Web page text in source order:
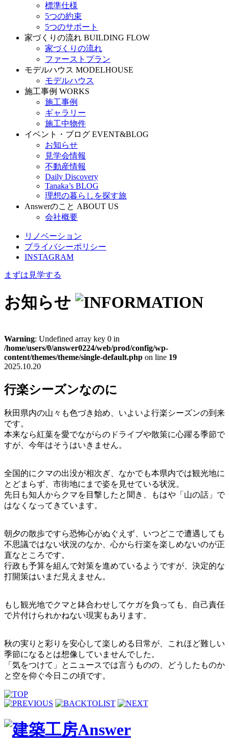
標準仕様
5つの約束
5つのサポート
家づくりの流れ BUILDING FLOW
家づくりの流れ
ファーストプラン
モデルハウス MODELHOUSE
モデルハウス
施工事例 WORKS
施工事例
ギャラリー
施工中物件
イベント・ブログ EVENT&BLOG
お知らせ
見学会情報
不動産情報
Daily Discovery
Tanaka’s BLOG
理想の暮らしを探す旅
Answerのこと ABOUT US
会社概要
リノベーション
プライバシーポリシー
INSTAGRAM
まずは見学する
お知らせ
Warning: Undefined array key 0 in
/home/users/0/answer0224/web/prod/config/wp-
content/themes/theme/single-default.php on line 19
2025.10.20
行楽シーズンなのに
秋田県内の山々も色づき始め、いよいよ行楽シーズンの到来
です。
本来なら紅葉を愛でながらのドライブや散策に心躍る季節で
すが、今年はそうはいきません。
全国的にクマの出没が相次ぎ、なかでも本県内では観光地に
とどまらず、市街地にまで姿を見せている状況。
先日も知人からクマを目撃したと聞き、もはや「山の話」で
はなくなってきています。
朝夕の散歩ですら恐怖心がぬぐえず、いつどこで遭遇しても
不思議ではない状況のなか、心から行楽を楽しめないのが正
直なところです。
行政も予算を組んで対策を進めているようですが、決定的な
打開策はいまだ見えません。
もし観光地でクマと鉢合わせしてケガを負っても、自己責任
で片付けられかねない現実もあります。
秋の実りと彩りを安心して楽しめる日常が、これほど難しい
季節になるとは想像していませんでした。
「気をつけて」とニュースでは言うものの、どうしたものか
と空を仰ぐ今日この頃です。